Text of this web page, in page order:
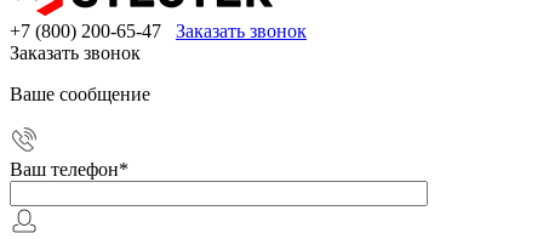
+7 (800) 200-65-47
Заказать звонок
Заказать звонок
Ваше сообщение
Ваш телефон*